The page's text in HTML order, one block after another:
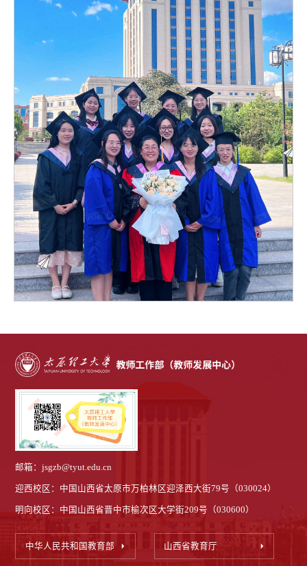
邮箱：jsgzb@tyut.edu.cn
迎西校区：中国山西省太原市万柏林区迎泽西大街79号（030024）
明向校区：中国山西省晋中市榆次区大学街209号（030600）
中华人民共和国教育部 山西省教育厅